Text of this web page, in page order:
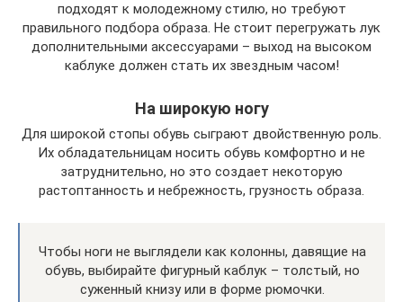
подходят к молодежному стилю, но требуют
правильного подбора образа. Не стоит перегружать лук
дополнительными аксессуарами – выход на высоком
каблуке должен стать их звездным часом!
На широкую ногу
Для широкой стопы обувь сыграют двойственную роль.
Их обладательницам носить обувь комфортно и не
затруднительно, но это создает некоторую
растоптанность и небрежность, грузность образа.
Чтобы ноги не выглядели как колонны, давящие на
обувь, выбирайте фигурный каблук – толстый, но
суженный книзу или в форме рюмочки.